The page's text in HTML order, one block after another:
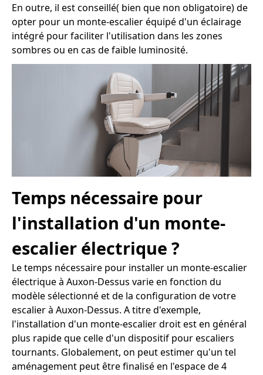
En outre, il est conseillé( bien que non obligatoire) de
opter pour un monte-escalier équipé d'un éclairage
intégré pour faciliter l'utilisation dans les zones
sombres ou en cas de faible luminosité.
Temps nécessaire pour
l'installation d'un monte-
escalier électrique ?
Le temps nécessaire pour installer un monte-escalier
électrique à Auxon-Dessus varie en fonction du
modèle sélectionné et de la configuration de votre
escalier à Auxon-Dessus. A titre d'exemple,
l'installation d'un monte-escalier droit est en général
plus rapide que celle d'un dispositif pour escaliers
tournants. Globalement, on peut estimer qu'un tel
aménagement peut être finalisé en l'espace de 4